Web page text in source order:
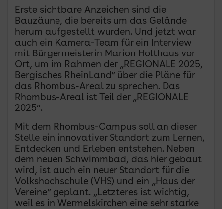
Erste sichtbare Anzeichen sind die
Bauzäune, die bereits um das Gelände
herum aufgestellt wurden. Und jetzt war
auch ein Kamera-Team für ein Interview
mit Bürgermeisterin Marion Holthaus vor
Ort, um im Rahmen der „REGIONALE 2025,
Bergisches RheinLand“ über die Pläne für
das Rhombus-Areal zu sprechen. Das
Rhombus-Areal ist Teil der „REGIONALE
2025“.
Mit dem Rhombus-Campus soll an dieser
Stelle ein innovativer Standort zum Lernen,
Entdecken und Erleben entstehen. Neben
dem neuen Schwimmbad, das hier gebaut
wird, ist auch ein neuer Standort für die
Volkshochschule (VHS) und ein „Haus der
Vereine“ geplant. „Letzteres ist wichtig,
weil es in Wermelskirchen eine sehr starke